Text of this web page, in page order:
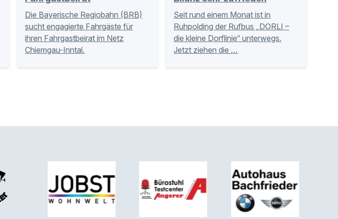
Die Bayerische Regiobahn (BRB)
sucht engagierte Fahrgäste für
ihren Fahrgastbeirat im Netz
Chiemgau-Inntal.
Seit rund einem Monat ist in
Ruhpolding der Rufbus „DORLI –
die kleine Dorflinie“ unterwegs.
Jetzt ziehen die …